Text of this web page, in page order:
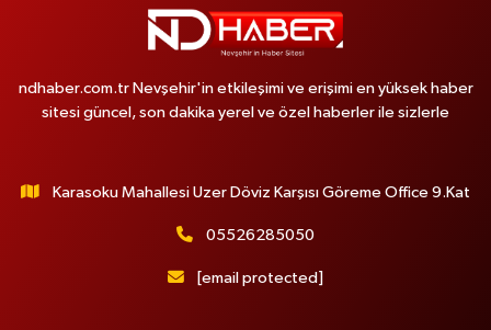
ndhaber.com.tr Nevşehir'in etkileşimi ve erişimi en yüksek haber
sitesi güncel, son dakika yerel ve özel haberler ile sizlerle
Karasoku Mahallesi Uzer Döviz Karşısı Göreme Office 9.Kat
05526285050
[email protected]